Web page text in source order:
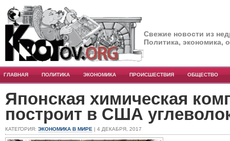
Свежие новости из
Политика, экономика,
ГЛАВНАЯ ПОЛИТИКА ЭКОНОМИКА ПРОИСШЕСТВИЯ ОБЩЕСТВО
Японская химическая
построит в США
КАТЕГОРИЯ: ЭКОНОМИКА В МИРЕ | 4 ДЕКАБРЯ, 2017